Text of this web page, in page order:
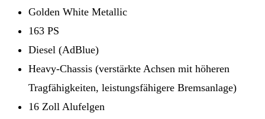
Golden White Metallic
163 PS
Diesel (AdBlue)
Heavy-Chassis (verstärkte Achsen mit höheren
Tragfähigkeiten, leistungsfähigere Bremsanlage)
16 Zoll Alufelgen